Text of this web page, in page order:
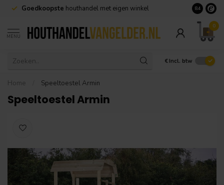
Goedkoopste houthandel met eigen winkel Geen
8.4
MENU
0
€ Incl. btw
Home Speeltoestel Armin
Speeltoestel Armin